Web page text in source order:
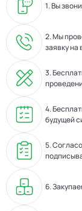
1. Вы
2. Мы
заявку на
3.
4.
будущей
5.
6.